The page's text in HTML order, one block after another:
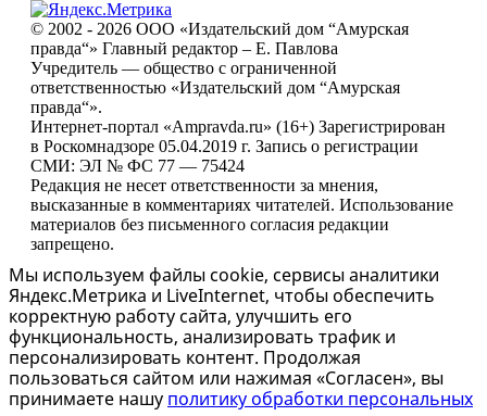
© 2002 - 2026 ООО «Издательский дом “Амурская
правда“» Главный редактор – Е. Павлова
Учредитель — общество с ограниченной
ответственностью «Издательский дом “Амурская
правда“».
Интернет-портал «Ampravda.ru» (16+) Зарегистрирован
в Роскомнадзоре 05.04.2019 г. Запись о регистрации
СМИ: ЭЛ № ФС 77 — 75424
Редакция не несет ответственности за мнения,
высказанные в комментариях читателей. Использование
материалов без письменного согласия редакции
запрещено.
Мы используем файлы cookie, сервисы аналитики
Яндекс.Метрика и LiveInternet, чтобы обеспечить
корректную работу сайта, улучшить его
функциональность, анализировать трафик и
персонализировать контент. Продолжая
пользоваться сайтом или нажимая «Согласен», вы
принимаете нашу политику обработки персональных